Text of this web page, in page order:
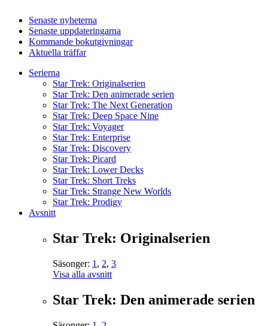
Senaste nyheterna
Senaste uppdateringarna
Kommande bokutgivningar
Aktuella träffar
Serierna
Star Trek: Originalserien
Star Trek: Den animerade serien
Star Trek: The Next Generation
Star Trek: Deep Space Nine
Star Trek: Voyager
Star Trek: Enterprise
Star Trek: Discovery
Star Trek: Picard
Star Trek: Lower Decks
Star Trek: Short Treks
Star Trek: Strange New Worlds
Star Trek: Prodigy
Avsnitt
Star Trek: Originalserien
Säsonger: 1 , 2, 3
Visa alla avsnitt
Star Trek: Den animerade serien